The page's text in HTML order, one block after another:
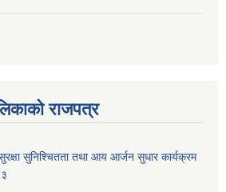
राजपत्र
सुरक्षा सुनिश्चितता तथा आय आर्जन सुधार कार्यक्रम